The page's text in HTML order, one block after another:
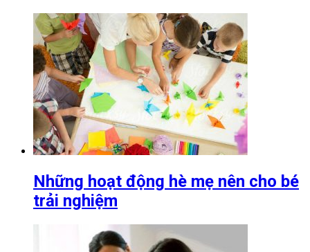
Những hoạt động hè mẹ nên cho bé
trải nghiệm